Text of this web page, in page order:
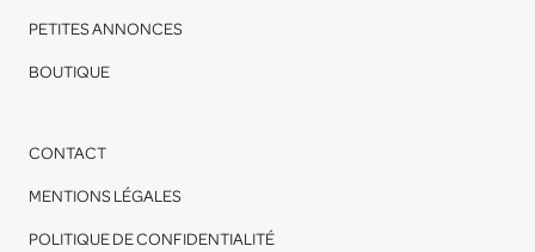
PETITES ANNONCES
BOUTIQUE
CONTACT
MENTIONS LÉGALES
POLITIQUE DE CONFIDENTIALITÉ